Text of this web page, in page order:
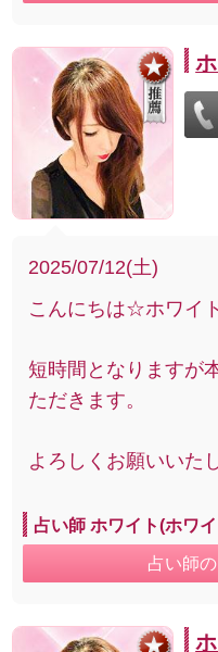
2025/07/12(土)
こんにちは☆ホワイ
短時間となりますが
ただきます。
よろしくお願いいた
占い師 ホワイト(ホワ
占い師